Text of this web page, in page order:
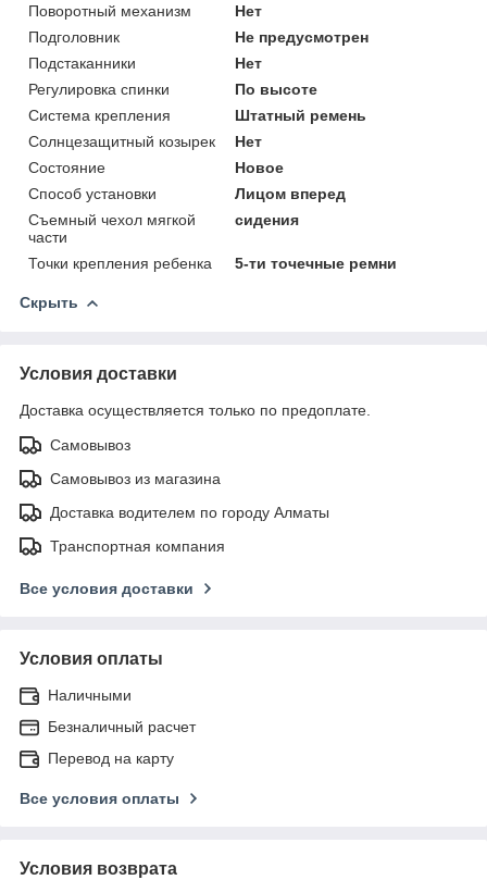
Поворотный механизм
Нет
Подголовник
Не предусмотрен
Подстаканники
Нет
Регулировка спинки
По высоте
Система крепления
Штатный ремень
Солнцезащитный козырек
Нет
Состояние
Новое
Способ установки
Лицом вперед
Съемный чехол мягкой
части
сидения
Точки крепления ребенка 5-ти точечные ремни
Скрыть
Условия доставки
Доставка осуществляется только по предоплате.
Самовывоз
Самовывоз из магазина
Доставка водителем по городу Алматы
Транспортная компания
Все условия доставки
Условия оплаты
Наличными
Безналичный расчет
Перевод на карту
Все условия оплаты
Условия возврата